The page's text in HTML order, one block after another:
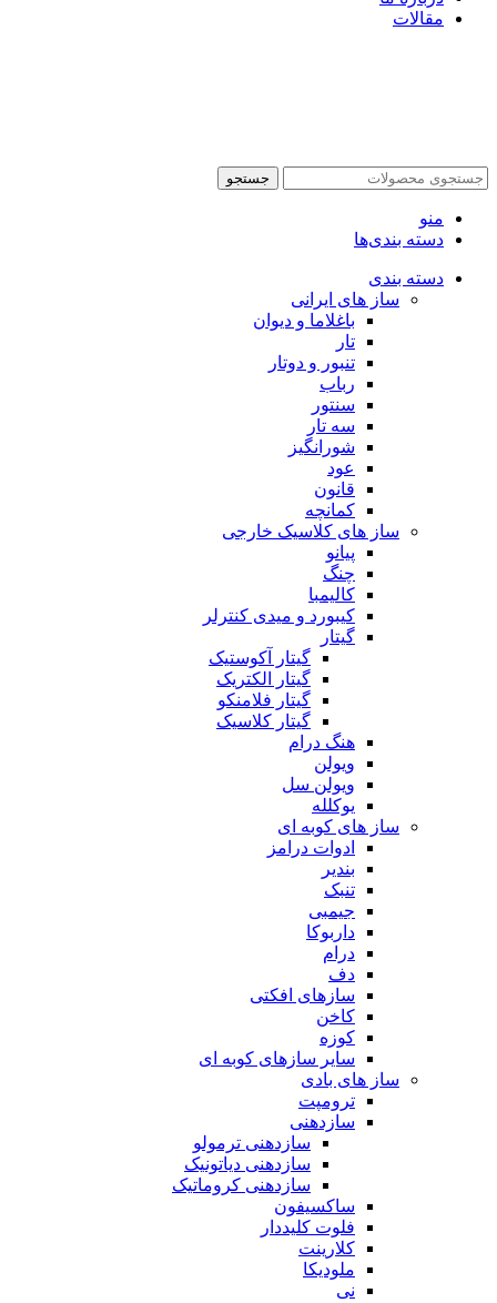
مقالات
جستجو
منو
دسته بندی‌ها
دسته بندی
ساز های ایرانی
باغلاما و دیوان
تار
تنبور و دوتار
رباب
سنتور
سه تار
شورانگیز
عود
قانون
کمانچه
ساز های کلاسیک خارجی
پیانو
چنگ
کالیمبا
کیبورد و میدی کنترلر
گیتار
گیتار آکوستیک
گیتار الکتریک
گیتار فلامنکو
گیتار کلاسیک
هنگ درام
ویولن
ویولن سل
یوکلله
ساز های کوبه ای
ادوات درامز
بندیر
تنبک
جیمبی
داربوکا
درام
دف
سازهای افکتی
کاخن
کوزه
سایر سازهای کوبه ای
ساز های بادی
ترومپت
سازدهنی
سازدهنی ترمولو
سازدهنی دیاتونیک
سازدهنی کروماتیک
ساکسیفون
فلوت کلیددار
کلارینت
ملودیکا
نی